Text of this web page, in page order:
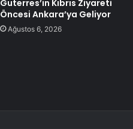
Guterres’in Kıbrıs Ziyareti
Öncesi Ankara’ya Geliyor
Ağustos 6, 2026